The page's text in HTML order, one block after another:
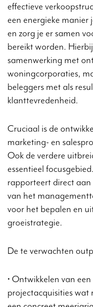
effectieve
een energieke manier
en zorg je er samen
bereikt worden.
samenwerking met
woningcorporaties,
beleggers met als
klanttevredenheid.
Cruciaal is de
marketing- en
Ook de verdere
essentieel
rapporteert direct aan
van het
voor het bepalen en
groeistrategie.
De te verwachten
• Ontwikkelen van
projectacquisities wat